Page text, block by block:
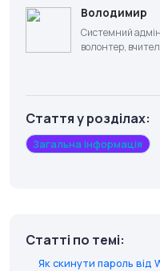
Володимир
Системний
волонтер,
Стаття у розділах:
Загальна інформація
Статті по темі:
Як скинути пароль від